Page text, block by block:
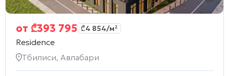
от ₾393 795 ₾4 854/м²
Residence
Тбилиси, Авлабари